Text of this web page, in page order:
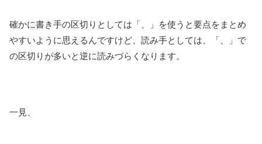
確かに書き手の区切りとしては「、」を使うと要点をまとめ
やすいように思えるんですけど、読み手としては、「、」で
の区切りが多いと逆に読みづらくなります。
一見、